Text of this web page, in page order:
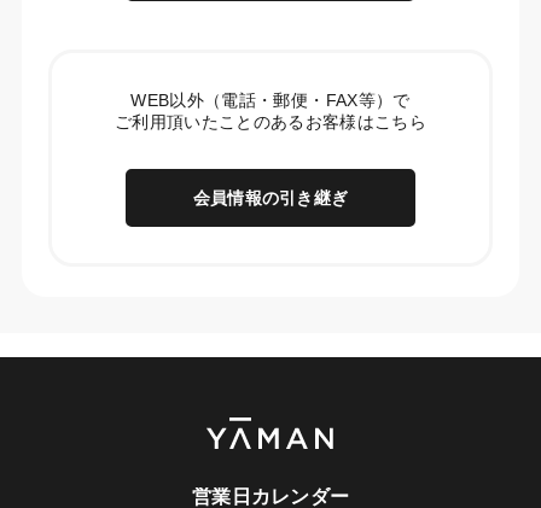
WEB以外（電話・郵便・FAX等）で
ご利用頂いたことのあるお客様はこちら
会員情報の引き継ぎ
営業日カレンダー